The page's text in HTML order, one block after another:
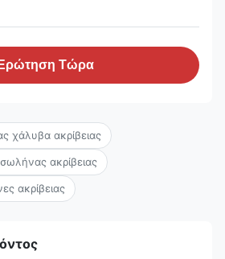
Ερώτηση Τώρα
χάλυβα ακρίβειας
ακρίβειας
ακρίβειας